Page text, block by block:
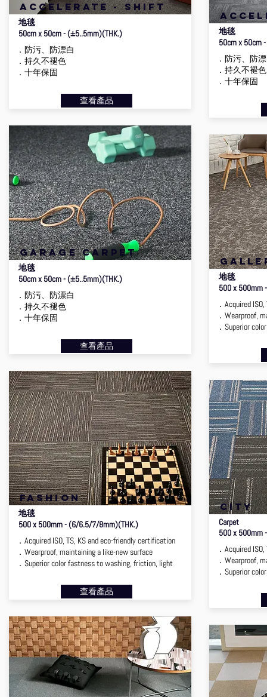
accelerate - shift
地毯
50cm x 50cm - (±5..5mm)(THK.)
．防污、防漂白
．持久不褪色
．十年保固
查看產品
garage carpet
地毯
50cm x 50cm - (±5..5mm)(THK.)
．防污、防漂白
．持久不褪色
．十年保固
查看產品
FASHION
地毯
500 x 500mm - (6/6.5/7/8mm)(THK.)
．Acquired ISO, TS, KS and eco-friendly certification
．Wearproof, maintaining a like-new surface
．Superior color fastness to washing, friction, light
查看產品
地毯
50cm x 50cm
．防污、防
．持久不褪色
．十年保固
地毯
500 x 500mm
．Acquired
．Wearproof,
．Superior
CITY
Carpet
500 x 500mm
．Acquired
．Wearproof,
．Superior